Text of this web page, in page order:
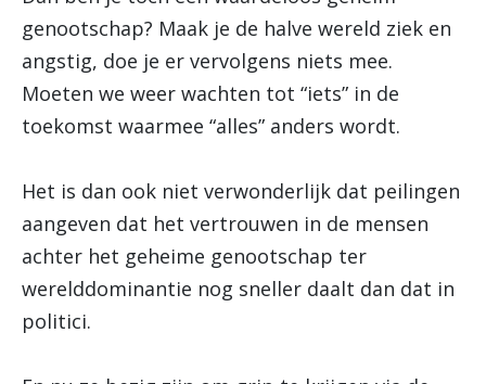
genootschap? Maak je de halve wereld ziek en
angstig, doe je er vervolgens niets mee.
Moeten we weer wachten tot “iets” in de
toekomst waarmee “alles” anders wordt.
Het is dan ook niet verwonderlijk dat peilingen
aangeven dat het vertrouwen in de mensen
achter het geheime genootschap ter
werelddominantie nog sneller daalt dan dat in
politici.